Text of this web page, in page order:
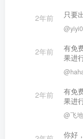
2年前 只要
2年前
有免
果进
2年前
有免
果进
@飞地
你好